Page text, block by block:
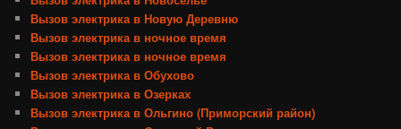
Вызов электрика в Новую Деревню
Вызов электрика в ночное время
Вызов электрика в ночное время
Вызов электрика в Обухово
Вызов электрика в Озерках
Вызов электрика в Ольгино (Приморский район)